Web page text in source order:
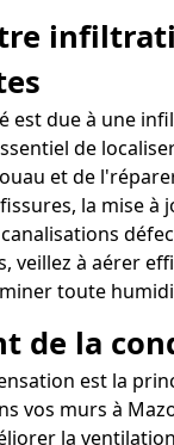
est due à une
de
et de
la mise à
veillez à aérer
toute
de la
est la
vos murs à
la